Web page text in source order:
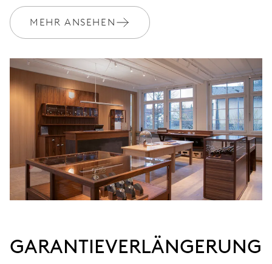
Werden Sie Mitglied bei MyOris und verlängern Sie Ihre Garantie
kostenlos auf 3 Jahre
MYORIS
MEHR ANSEHEN
GARANTIEVERLÄNGERUNG